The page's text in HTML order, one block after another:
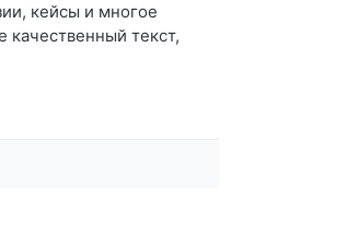
кейсы и многое
текст,